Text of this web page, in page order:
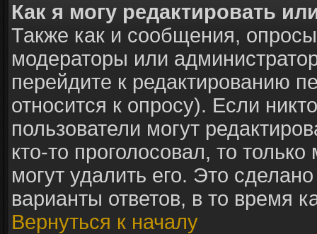
Как я могу редактировать
Также как и сообщения,
модераторы или
перейдите к редактированию
относится к опросу). Если
пользователи могут
кто-то проголосовал, то
могут удалить его. Это
варианты ответов, в то время
Вернуться к началу